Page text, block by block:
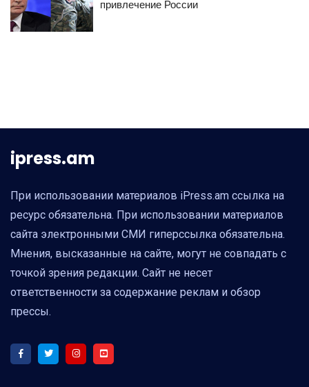
привлечение России
ipress.am
При использовании материалов iPress.am ссылка на
ресурс обязательна. При использовании материалов
сайта электронными СМИ гиперссылка обязательна.
Мнения, высказанные на сайте, могут не совпадать с
точкой зрения редакции. Сайт не несет
ответственности за содержание реклам и обзор
прессы.